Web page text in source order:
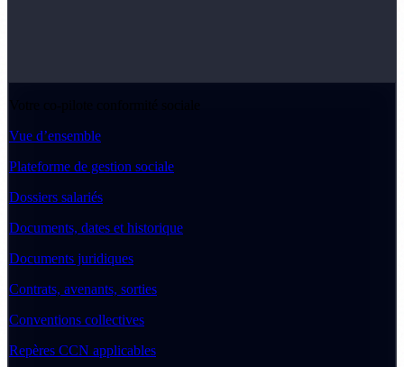
Votre co-pilote conformité sociale
Vue d’ensemble
Plateforme de gestion sociale
Dossiers salariés
Documents, dates et historique
Documents juridiques
Contrats, avenants, sorties
Conventions collectives
Repères CCN applicables